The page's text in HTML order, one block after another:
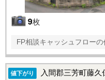
9枚
FP相談キャッシュフロー
値下がり 入間郡三芳町藤